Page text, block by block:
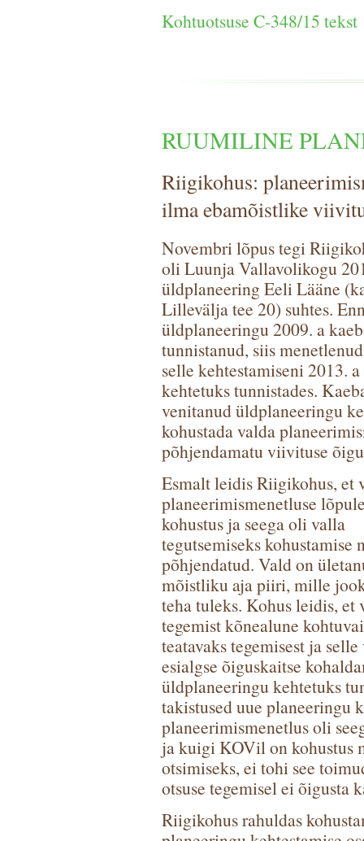
Kohtuotsuse C-348/15 tekst
RUUMILINE
Riigikohus:
ilma ebamõistlike
Novembri lõpus tegi
oli Luunja Vallavolikogu
üldplaneering Eeli Lääne
Lillevälja tee 20) suhtes.
üldplaneeringu 2009. a
tunnistanud, siis
selle kehtestamiseni 2013.
kehtetuks tunnistades.
venitanud üldplaneeringu
kohustada valda
põhjendamatu viivituse
Esmalt leidis Riigikohus, et
planeerimismenetluse
kohustus ja seega oli valla
tegutsemiseks kohustamise
põhjendatud. Vald on
mõistliku aja piiri, mille
teha tuleks. Kohus leidis, et
tegemist kõnealune
teatavaks tegemisest ja
esialgse õiguskaitse
üldplaneeringu kehtetuks
takistused uue planeeringu
planeerimismenetlus oli
ja kuigi KOVil on kohustus
otsimiseks, ei tohi see
otsuse tegemisel ei õigusta
Riigikohus rahuldas